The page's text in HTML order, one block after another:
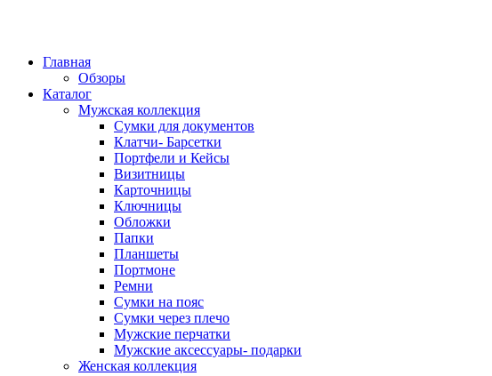
Главная
Обзоры
Каталог
Мужская коллекция
Сумки для документов
Клатчи- Барсетки
Портфели и Кейсы
Визитницы
Карточницы
Ключницы
Обложки
Папки
Планшеты
Портмоне
Ремни
Сумки на пояс
Сумки через плечо
Мужские перчатки
Мужские аксессуары- подарки
Женская коллекция